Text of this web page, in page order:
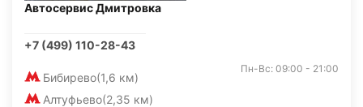
Автосервис Дмитровка
+7 (499) 110-28-43
Бибирево(1,6 км)
Алтуфьево(2,35 км)
Пн-Вс: 09:00 - 21:00